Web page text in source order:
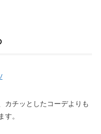
カチッとしたコーデよりも
。